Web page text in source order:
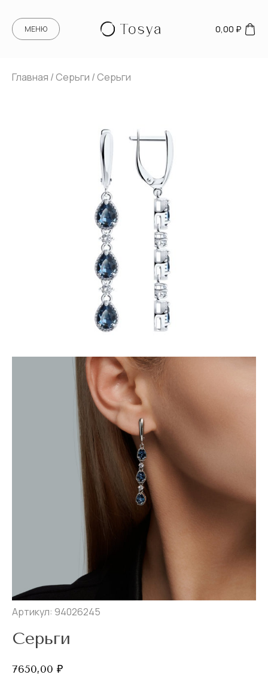
МЕНЮ 0,00 ₽
Главная / Серьги / Серьги
Артикул: 94026245
Серьги
7650,00 ₽